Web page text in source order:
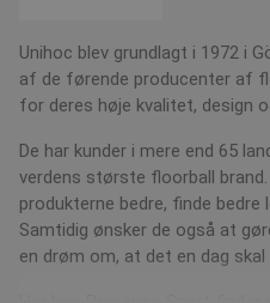
Unihoc blev grundlagt i 1972 i
af de førende producenter af
for deres høje kvalitet, design
De har kunder i mere end 65
verdens største floorball
produkterne bedre, finde
Samtidig ønsker de også at
en drøm om, at det en dag